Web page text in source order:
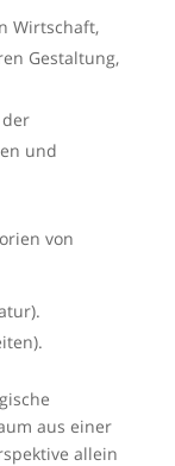
Wirtschaft,
Gestaltung,
und
von
aus einer
allein